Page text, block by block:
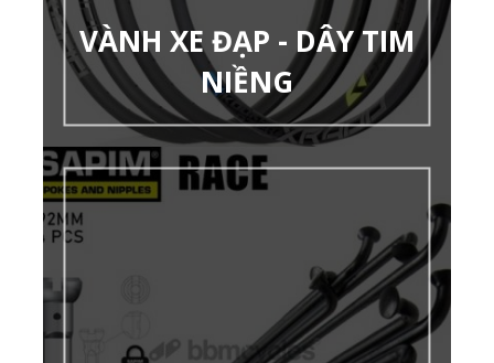
VÀNH XE ĐẠP - DÂY TIM
NIỀNG